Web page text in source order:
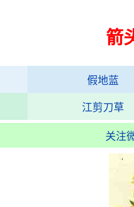
箭
假地蓝
江剪刀草
关注